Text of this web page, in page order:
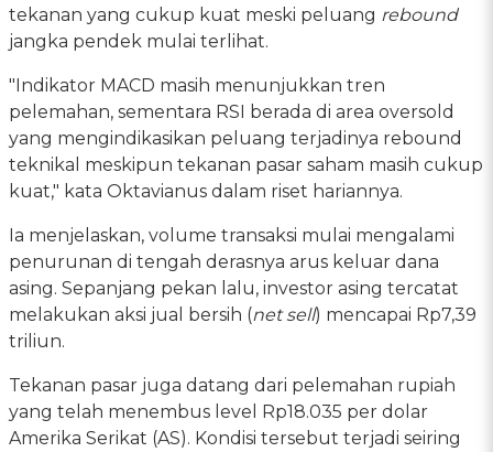
tekanan yang cukup kuat meski peluang rebound
jangka pendek mulai terlihat.
"Indikator MACD masih menunjukkan tren
pelemahan, sementara RSI berada di area oversold
yang mengindikasikan peluang terjadinya rebound
teknikal meskipun tekanan pasar saham masih cukup
kuat," kata Oktavianus dalam riset hariannya.
Ia menjelaskan, volume transaksi mulai mengalami
penurunan di tengah derasnya arus keluar dana
asing. Sepanjang pekan lalu, investor asing tercatat
melakukan aksi jual bersih (net sell) mencapai Rp7,39
triliun.
Tekanan pasar juga datang dari pelemahan rupiah
yang telah menembus level Rp18.035 per dolar
Amerika Serikat (AS). Kondisi tersebut terjadi seiring